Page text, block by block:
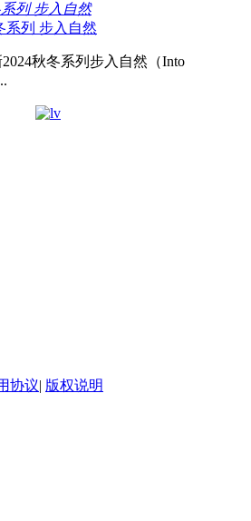
列 步入自然
系列 步入自然
秋冬系列步入自然（Into
协议| 版权说明